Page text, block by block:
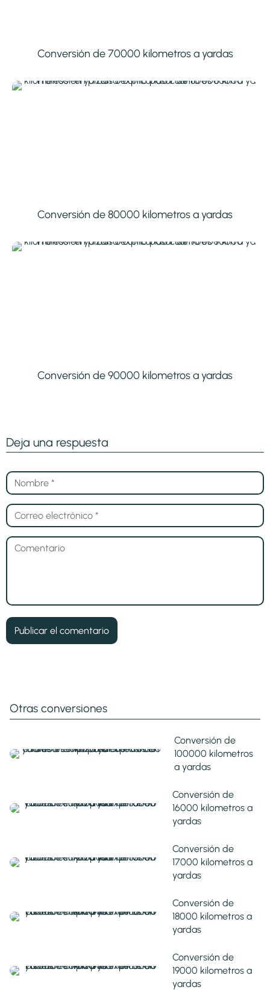
Conversión de 70000 kilometros a yardas
Conversión de 80000 kilometros a yardas
Conversión de 90000 kilometros a yardas
Deja una respuesta
Otras conversiones
Conversión de
100000 kilometros
a yardas
Conversión de
16000 kilometros a
yardas
Conversión de
17000 kilometros a
yardas
Conversión de
18000 kilometros a
yardas
Conversión de
19000 kilometros a
yardas